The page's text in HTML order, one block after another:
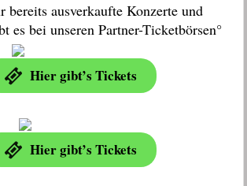
bereits ausverkaufte Konzerte und
es bei unseren Partner-Ticketbörsen°
Hier gibt’s Tickets
Hier gibt’s Tickets